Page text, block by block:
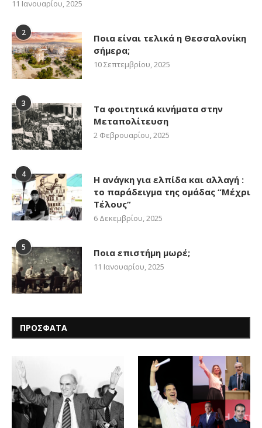
11 Ιανουαρίου, 2025
2
Ποια είναι τελικά η Θεσσαλονίκη
σήμερα;
10 Σεπτεμβρίου, 2025
3
Τα φοιτητικά κινήματα στην
Μεταπολίτευση
2 Φεβρουαρίου, 2025
4
Η ανάγκη για ελπίδα και αλλαγή :
το παράδειγμα της ομάδας “Μέχρι
Τέλους”
6 Δεκεμβρίου, 2025
5 Ποια επιστήμη μωρέ;
11 Ιανουαρίου, 2025
ΠΡΟΣΦΑΤΑ